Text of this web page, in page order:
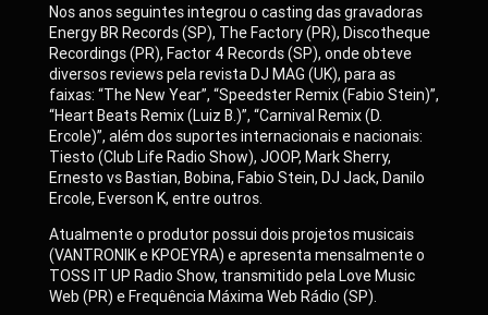
Nos anos seguintes integrou o casting das gravadoras
Energy BR Records (SP), The Factory (PR), Discotheque
Recordings (PR), Factor 4 Records (SP), onde obteve
diversos reviews pela revista DJ MAG (UK), para as
faixas: “The New Year”, “Speedster Remix (Fabio Stein)”,
“Heart Beats Remix (Luiz B.)”, “Carnival Remix (D.
Ercole)”, além dos suportes internacionais e nacionais:
Tiesto (Club Life Radio Show), JOOP, Mark Sherry,
Ernesto vs Bastian, Bobina, Fabio Stein, DJ Jack, Danilo
Ercole, Everson K, entre outros.
Atualmente o produtor possui dois projetos musicais
(VANTRONIK e KPOEYRA) e apresenta mensalmente o
TOSS IT UP Radio Show, transmitido pela Love Music
Web (PR) e Frequência Máxima Web Rádio (SP).